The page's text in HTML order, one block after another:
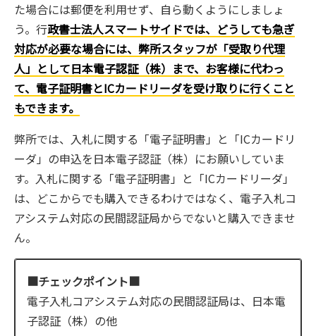
た場合には郵便を利用せず、自ら動くようにしましょ
う。行政書士法人スマートサイドでは、どうしても急ぎ
対応が必要な場合には、弊所スタッフが「受取り代理
人」として日本電子認証（株）まで、お客様に代わっ
て、電子証明書とICカードリーダを受け取りに行くこと
もできます。
弊所では、入札に関する「電子証明書」と「ICカードリ
ーダ」の申込を日本電子認証（株）にお願いしていま
す。入札に関する「電子証明書」と「ICカードリーダ」
は、どこからでも購入できるわけではなく、電子入札コ
アシステム対応の民間認証局からでないと購入できませ
ん。
■チェックポイント■
電子入札コアシステム対応の民間認証局は、日本電
子認証（株）の他